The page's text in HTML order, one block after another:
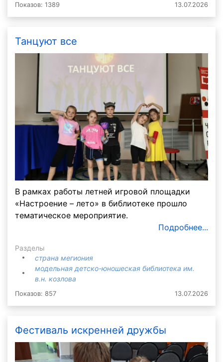
Показов: 1389 13.07.2026
Танцуют все
В рамках работы летней игровой площадки
«Настроение – лето» в библиотеке прошло
тематическое мероприятие.
Подробнее...
Разделы
страна мегиония
модельная детско-юношеская библиотека им.
в.н. козлова
Показов: 857 13.07.2026
Фестиваль искренней дружбы